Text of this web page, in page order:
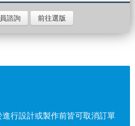
諮詢 前往選版
行設計或製作前皆可取消訂單